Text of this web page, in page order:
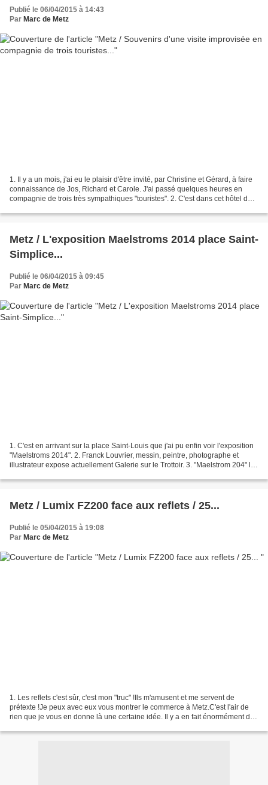
Publié le 06/04/2015 à 14:43
Par Marc de Metz
1. Il y a un mois, j'ai eu le plaisir d'être invité, par Christine et Gérard, à faire
connaissance de Jos, Richard et Carole. J'ai passé quelques heures en
compagnie de trois très sympathiques "touristes". 2. C'est dans cet hôtel du
Metz / L'exposition Maelstroms 2014 place Saint-
Simplice...
Publié le 06/04/2015 à 09:45
Par Marc de Metz
1. C'est en arrivant sur la place Saint-Louis que j'ai pu enfin voir l'exposition
"Maelstroms 2014". 2. Franck Louvrier, messin, peintre, photographe et
illustrateur expose actuellement Galerie sur le Trottoir. 3. "Maelstrom 204" lui
Metz / Lumix FZ200 face aux reflets / 25...
Publié le 05/04/2015 à 19:08
Par Marc de Metz
1. Les reflets c'est sûr, c'est mon "truc" !Ils m'amusent et me servent de
prétexte !Je peux avec eux vous montrer le commerce à Metz.C'est l'air de
rien que je vous en donne là une certaine idée. Il y a en fait énormément de